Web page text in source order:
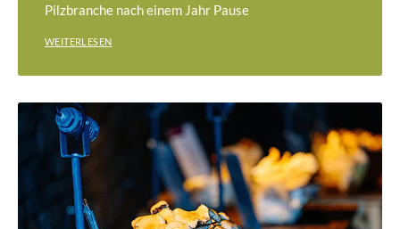
Pilzbranche nach einem Jahr Pause
WEITERLESEN